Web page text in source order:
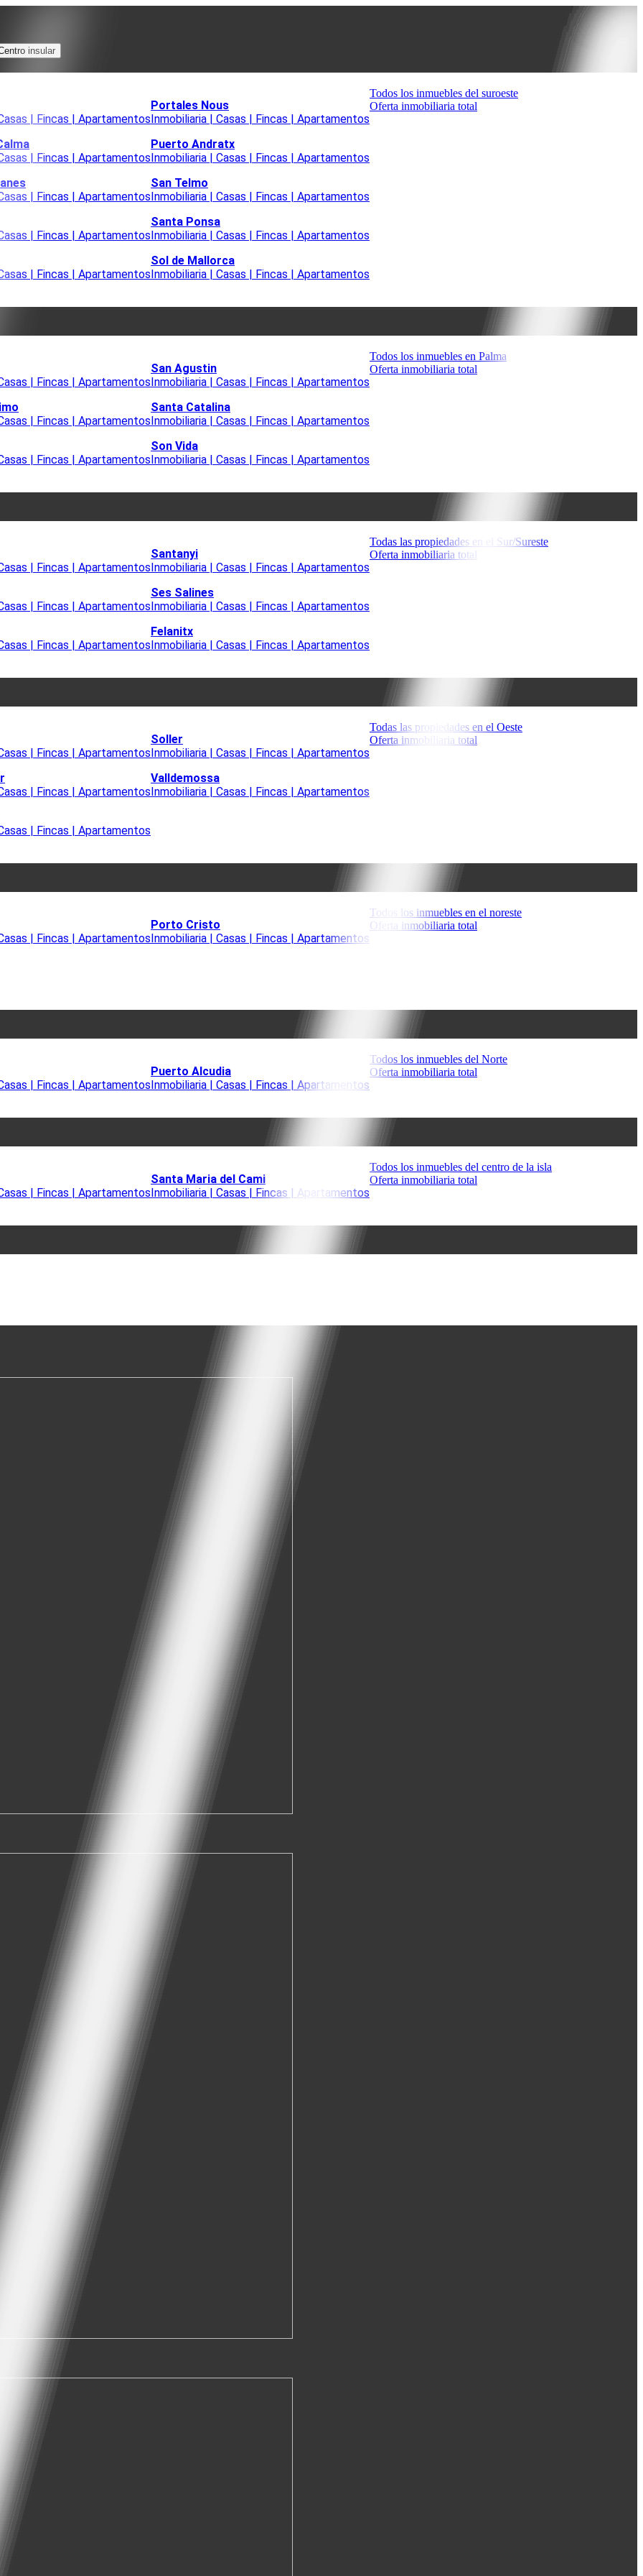
insular
| Fincas | Apartamentos
| Fincas | Apartamentos
| Fincas | Apartamentos
| Fincas | Apartamentos
| Fincas | Apartamentos
Portales Nous
Inmobiliaria | Casas | Fincas | Apartamentos
Puerto Andratx
Inmobiliaria | Casas | Fincas | Apartamentos
San Telmo
Inmobiliaria | Casas | Fincas | Apartamentos
Santa Ponsa
Inmobiliaria | Casas | Fincas | Apartamentos
Sol de Mallorca
Inmobiliaria | Casas | Fincas | Apartamentos
Todos los inmuebles del suroeste
Oferta inmobiliaria total
| Fincas | Apartamentos
| Fincas | Apartamentos
| Fincas | Apartamentos
San Agustin
Inmobiliaria | Casas | Fincas | Apartamentos
Santa Catalina
Inmobiliaria | Casas | Fincas | Apartamentos
Son Vida
Inmobiliaria | Casas | Fincas | Apartamentos
Todos los inmuebles en Palma
Oferta inmobiliaria total
| Fincas | Apartamentos
| Fincas | Apartamentos
| Fincas | Apartamentos
Santanyi
Inmobiliaria | Casas | Fincas | Apartamentos
Ses Salines
Inmobiliaria | Casas | Fincas | Apartamentos
Felanitx
Inmobiliaria | Casas | Fincas | Apartamentos
Todas las propiedades en el Sur/Sureste
Oferta inmobiliaria total
| Fincas | Apartamentos
| Fincas | Apartamentos
| Fincas | Apartamentos
Soller
Inmobiliaria | Casas | Fincas | Apartamentos
Valldemossa
Inmobiliaria | Casas | Fincas | Apartamentos
Todas las propiedades en el Oeste
Oferta inmobiliaria total
| Fincas | Apartamentos
Porto Cristo
Inmobiliaria | Casas | Fincas | Apartamentos
Todos los inmuebles en el noreste
Oferta inmobiliaria total
| Fincas | Apartamentos
Puerto Alcudia
Inmobiliaria | Casas | Fincas | Apartamentos
Todos los inmuebles del Norte
Oferta inmobiliaria total
| Fincas | Apartamentos
Santa Maria del Cami
Inmobiliaria | Casas | Fincas | Apartamentos
Todos los inmuebles del centro de la isla
Oferta inmobiliaria total